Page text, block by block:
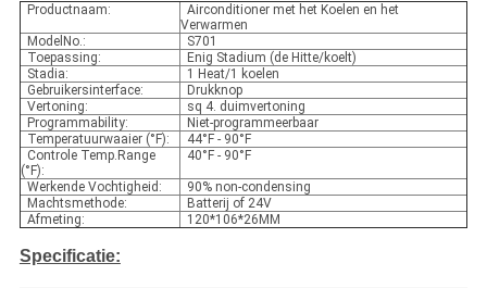
Productnaam:
Airconditioner met het Koelen en het
Verwarmen
ModelNo.:
S701
Toepassing:
Enig Stadium (de Hitte/koelt)
Stadia:
1 Heat/1 koelen
Gebruikersinterface:
Drukknop
Vertoning:
sq 4. duimvertoning
Programmability:
Niet-programmeerbaar
Temperatuurwaaier (°F):
44°F - 90°F
Controle Temp.Range
(°F):
40°F - 90°F
Werkende Vochtigheid:
90% non-condensing
Machtsmethode:
Batterij of 24V
Afmeting:
120*106*26MM
Specificatie: